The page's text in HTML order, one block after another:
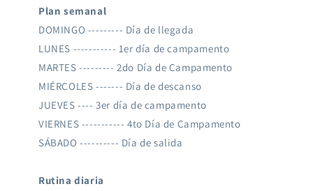
Plan semanal
DOMINGO --------- Día de llegada
LUNES ----------- 1er día de campamento
MARTES --------- 2do Día de Campamento
MIÉRCOLES ------- Día de descanso
JUEVES ---- 3er día de campamento
VIERNES ----------- 4to Día de Campamento
SÁBADO ---------- Día de salida
Rutina diaria